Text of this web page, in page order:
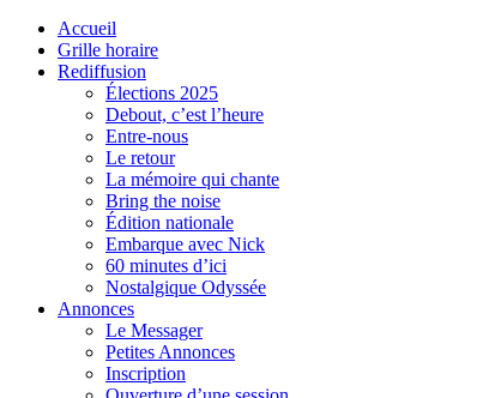
Accueil
Grille horaire
Rediffusion
Élections 2025
Debout, c’est l’heure
Entre-nous
Le retour
La mémoire qui chante
Bring the noise
Édition nationale
Embarque avec Nick
60 minutes d’ici
Nostalgique Odyssée
Annonces
Le Messager
Petites Annonces
Inscription